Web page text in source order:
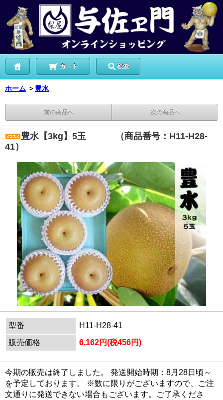
カート 検索
ホーム ＞ 豊水
前の商品へ 次の商品へ
豊水【3kg】5玉 （商品番号：H11-H28-
41）
型番
H11-H28-41
販売価格
6,162円(税456円)
今期の販売は終了しました。 発送開始時期：8月28日頃～
を予定しております。 ※数に限りがございますので、ご注
文通りに発送できない場合もございます。ご了承くださ